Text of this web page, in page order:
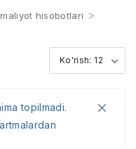
hisobotlari >
topilmadi.